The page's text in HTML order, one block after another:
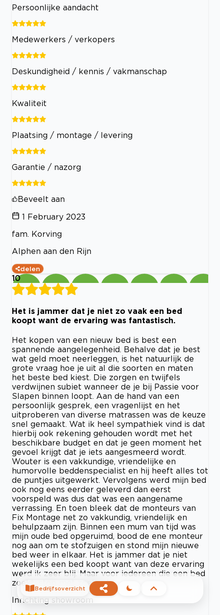
Persoonlijke aandacht
Medewerkers / verkopers
Deskundigheid / kennis / vakmanschap
Kwaliteit
Plaatsing / montage / levering
Garantie / nazorg
Beveelt aan
1 February 2023
fam. Korving
Alphen aan den Rijn
delen
10
Het is jammer dat je niet zo vaak een bed
koopt want de ervaring was fantastisch.
Het kopen van een nieuw bed is best een
spannende aangelegenheid. Behalve dat je best
wat geld moet neerleggen, is het natuurlijk de
grote vraag hoe je uit al die soorten en maten
het beste bed kiest. Die zorgen en twijfels
verdwijnen subiet wanneer de je bij Passie voor
Slapen binnen loopt. Aan de hand van een
persoonlijk gesprek, een vragenlijst en het
uitproberen van diverse matrassen was de keuze
snel gemaakt. Wat ik heel sympathiek vind is dat
hierbij ook rekening gehouden wordt met het
beschikbare budget en dat je geen moment het
gevoel krijgt dat je iets aangesmeerd wordt.
Wouter is een vakkundige, vriendelijke en
humorvolle beddenspecialist en hij heeft alles tot
de puntjes uitgewerkt. Vervolgens werd mijn bed
ook nog eens eerder geleverd dan eerst
voorspeld was dus dat was een aangename
verrassing. En toen bleek dat de monteurs van
Fix Montage net zo vakkundig, vriendelijk en
behulpzaam zijn. Binnen een mum van tijd was
mijn oude bed opgeruimd, bood de ene monteur
nog aan om te stofzuigen en stond mijn nieuwe
bed weer in elkaar. Het is jammer dat je niet
wekelijks een bed koopt want van deze ervaring
werd ik zeer blij. Maar voor iedereen die een bed
zoekt: stop met zoeken!
Inrichting showroom
Bedrijfsoverzicht